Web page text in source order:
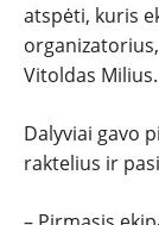
atspėti, kuris
Vitoldas Milius.
Dalyviai gavo
raktelius ir